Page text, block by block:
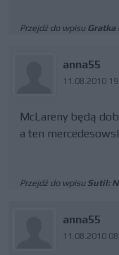
Przejdź do wpisu Gratka
anna55
11.08.2010
McLareny będą
a ten
Przejdź do wpisu Sutil:
anna55
11.08.2010